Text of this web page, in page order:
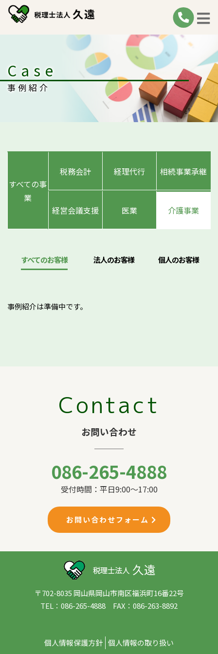
Case
事例紹介
すべての事
業
税務会計 経理代行 相続事業承継
経営会議支援 医業 介護事業
すべてのお客様 法人のお客様 個人のお客様
事例紹介は準備中です。
Contact
お問い合わせ
086-265-4888
受付時間：平日9:00〜17:00
お問い合わせフォーム
〒702-8035 岡山県岡山市南区福浜町16番22号
TEL：086-265-4888 FAX：086-263-8892
個人情報保護方針 個人情報の取り扱い